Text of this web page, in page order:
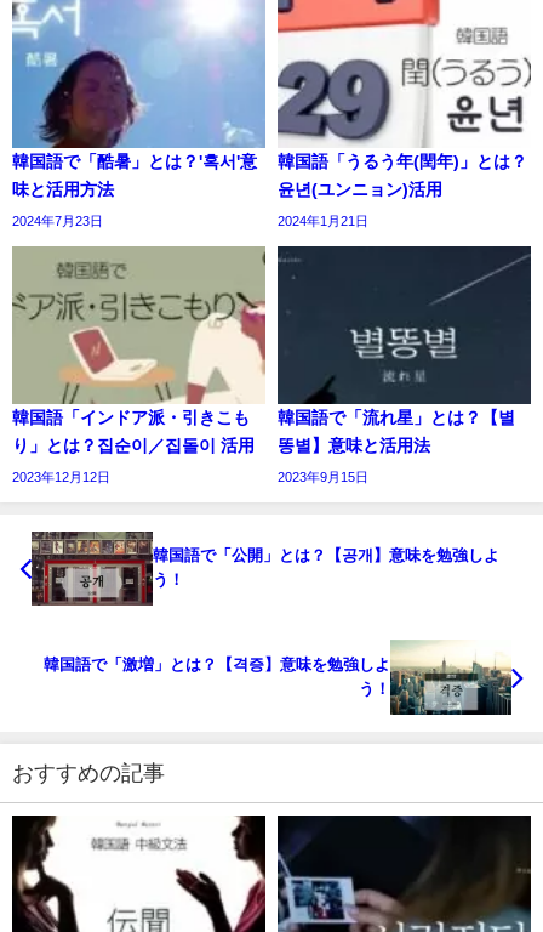
韓国語で「酷暑」とは？'혹서'意
味と活用方法
2024年7月23日
韓国語「うるう年(閏年)」とは？
윤년(ユンニョン)活用
2024年1月21日
韓国語「インドア派・引きこも
り」とは？집순이／집돌이 活用
2023年12月12日
韓国語で「流れ星」とは？【별
똥별】意味と活用法
2023年9月15日
韓国語で「公開」とは？【공개】意味を勉強しよ
う！
韓国語で「激増」とは？【격증】意味を勉強しよ
う！
おすすめの記事